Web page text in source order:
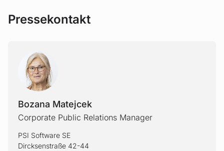
Pressekontakt
BOZAN
Bozana Matejcek
Corporate Public Relations Manager
PSI Software SE
Dircksenstraße 42-44